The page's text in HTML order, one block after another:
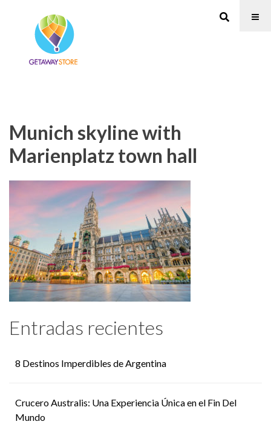
Munich skyline with
Marienplatz town hall
Entradas recientes
8 Destinos Imperdibles de Argentina
Crucero Australis: Una Experiencia Única en el Fin Del
Mundo